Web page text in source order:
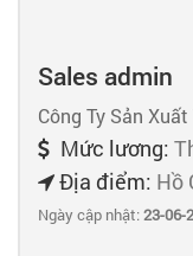
Sales admin
Công Ty Sản
Mức lương:
Địa điểm: Hồ
Ngày cập nhật:23-06-